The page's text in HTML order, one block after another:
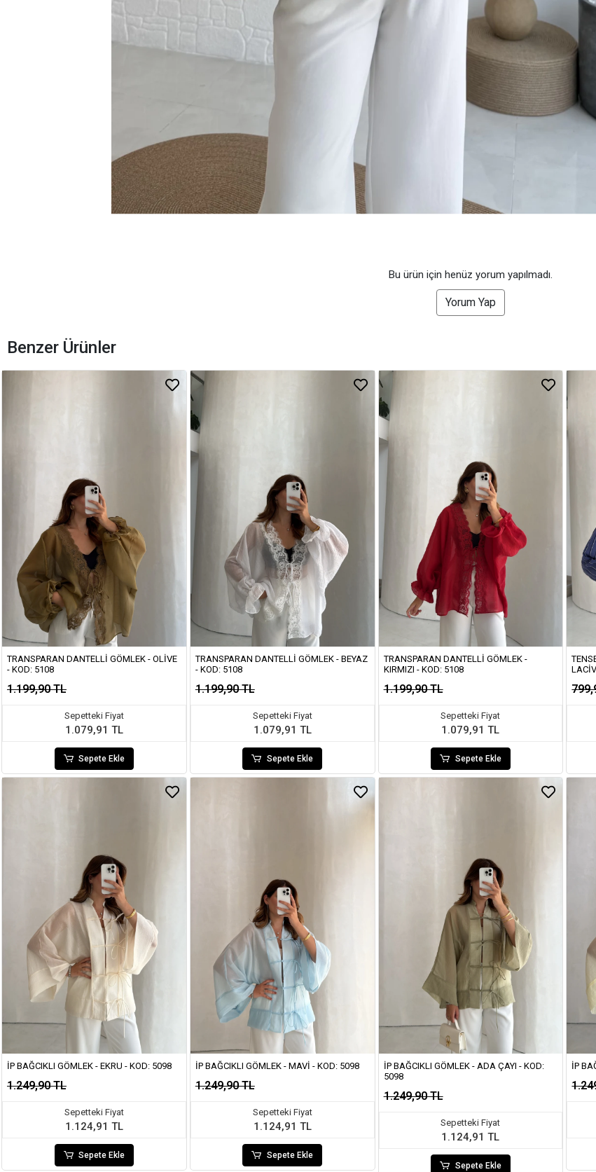
Bu ürün için henüz yorum yapılmadı.
Yorum Yap
Benzer Ürünler
TRANSPARAN DANTELLI GÖMLEK - OLIVE
- KOD: 5108
1.199,90 TL
Sepetteki Fiyat
1.079,91 TL
Sepete Ekle
TRANSPARAN DANTELLI GÖMLEK - BEYAZ
- KOD: 5108
1.199,90 TL
Sepetteki Fiyat
1.079,91 TL
Sepete Ekle
TRANSPARAN DANTELLI GÖMLEK -
KIRMIZI - KOD: 5108
1.199,90 TL
Sepetteki Fiyat
1.079,91 TL
Sepete Ekle
İP BAĞCIKLI GÖMLEK - EKRU - KOD: 5098
1.249,90 TL
Sepetteki Fiyat
1.124,91 TL
Sepete Ekle
İP BAĞCIKLI GÖMLEK - MAVI - KOD: 5098
1.249,90 TL
Sepetteki Fiyat
1.124,91 TL
Sepete Ekle
İP BAĞCIKLI GÖMLEK - ADA ÇAYI - KOD:
5098
1.249,90 TL
Sepetteki Fiyat
1.124,91 TL
Sepete Ekle
İP